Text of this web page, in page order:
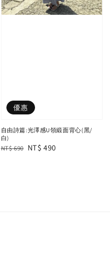
優惠
自由詩篇:光澤感U領緞面背心(黑/
白)
Regular
NT$ 690 Sale
NT$ 490